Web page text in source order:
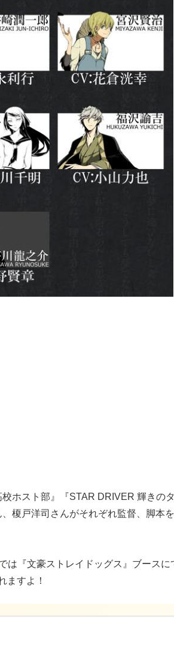
ホスト部』『STAR DRIVER 輝きのタ
榎戸洋司さんがそれぞれ監督、脚本を
は『文豪ストレイドッグス』ブースに
ますよ！